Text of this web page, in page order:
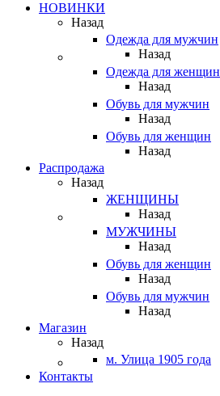
НОВИНКИ
Назад
Одежда для мужчин
Назад
Одежда для женщин
Назад
Обувь для мужчин
Назад
Обувь для женщин
Назад
Распродажа
Назад
ЖЕНЩИНЫ
Назад
МУЖЧИНЫ
Назад
Обувь для женщин
Назад
Обувь для мужчин
Назад
Магазин
Назад
м. Улица 1905 года
Контакты